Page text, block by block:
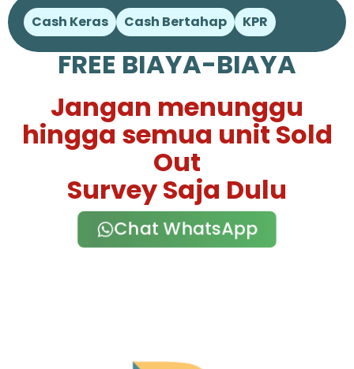
Cash Keras Cash Bertahap KPR
FREE BIAYA-BIAYA
Jangan menunggu
hingga semua unit Sold
Out
Survey Saja Dulu
Chat WhatsApp